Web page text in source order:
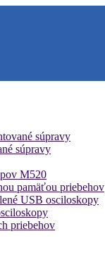
súpravy
súpravy
M520
pamäťou priebehov
USB osciloskopy
priebehov